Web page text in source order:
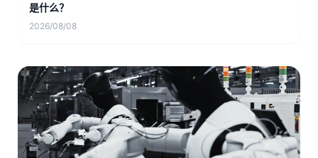
是什么？
2026/08/08